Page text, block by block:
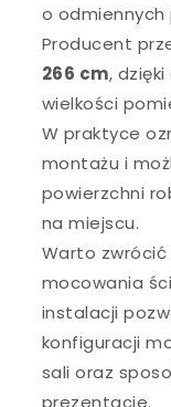
o odmiennych
Producent
266 cm,
wielkości
W praktyce
montażu i
powierzchni
na miejscu.
Warto
mocowania
instalacji
konfiguracji
sali oraz
prezentacje.